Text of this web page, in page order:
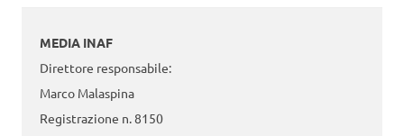
MEDIA INAF
Direttore responsabile:
Marco Malaspina
Registrazione n. 8150